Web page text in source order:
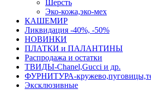
Шерсть
Эко-кожа,эко-мех
КАШЕМИР
Ликвидация -40%, -50%
НОВИНКИ
ПЛАТКИ и ПАЛАНТИНЫ
Распродажа и остатки
ТВИДЫ-Сhanel,Gucci и др.
ФУРНИТУРА-
Эксклюзивные